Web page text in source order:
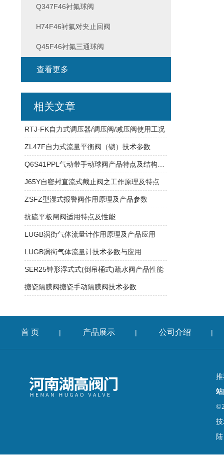
Q347F46衬氟球阀
H74F46衬氟对夹止回阀
Q45F46衬氟三通球阀
查看更多
相关文章
RTJ-FK自力式调压器/调压阀/减压阀使用工况
ZL47F自力式流量平衡阀（锁）技术参数
J65Y自密封直流式截止阀之工作原理及特点
ZSFZ型湿式报警阀作用原理及产品参数
抗硫平板闸阀适用特点及性能
LUGB涡街气体流量计作用原理及产品应用
LUGB涡街气体流量计技术参数与应用
SER25钟形浮式式(倒吊桶式)疏水阀产品性能
搪瓷隔膜阀搪瓷手动隔膜阀技术参数
首 页 | 产品展示 | 公司介绍 |
陆